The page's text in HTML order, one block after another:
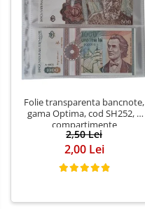
Folie transparenta bancnote,
gama Optima, cod SH252, 3
compartimente
2,50 Lei
2,00 Lei